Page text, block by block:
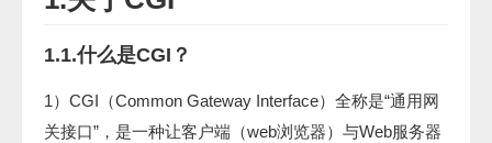
1.1.什么是CGI？
1）CGI（Common Gateway Interface）全称是“通用网
关接口”，是一种让客户端（web浏览器）与Web服务器